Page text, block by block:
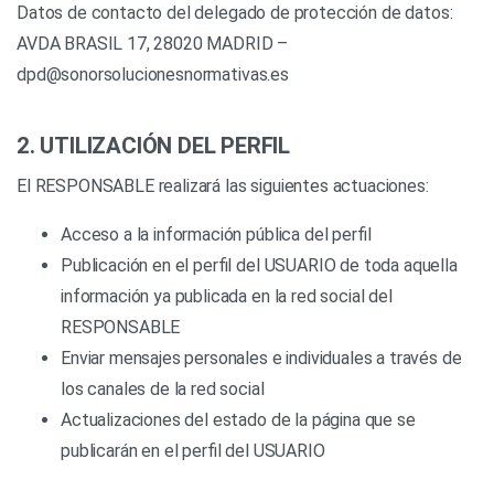
Datos de contacto del delegado de protección de datos:
AVDA BRASIL 17, 28020 MADRID –
dpd@sonorsolucionesnormativas.es
2. UTILIZACIÓN DEL PERFIL
El RESPONSABLE realizará las siguientes actuaciones:
Acceso a la información pública del perfil
Publicación en el perfil del USUARIO de toda aquella
información ya publicada en la red social del
RESPONSABLE
Enviar mensajes personales e individuales a través de
los canales de la red social
Actualizaciones del estado de la página que se
publicarán en el perfil del USUARIO